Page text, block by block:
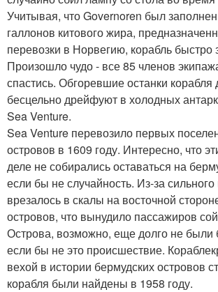
Учитывая, что Governoren был
галлонов китового жира,
перевозки в Норвегию, корабль быстро
Произошло чудо - все 85 членов
спастись. Обгоревшие останки корабля
бесцельно дрейфуют в холодных
Sea Venture.
Sea Venture перевозило первых
островов в 1609 году. Интересно, что
деле не собирались оставаться на
если бы не случайность. Из-за
врезалось в скалы на восточной
островов, что вынудило пассажиров
Острова, возможно, еще долго не были
если бы не это происшествие.
вехой в истории бермудских островов
корабля были найдены в 1958 году.